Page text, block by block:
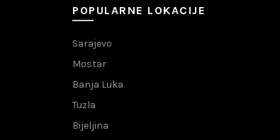
POPULARNE LOKACIJE
Sarajevo
Mostar
Banja Luka
Tuzla
Bijeljina